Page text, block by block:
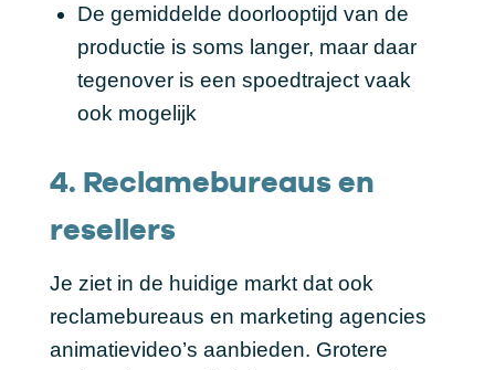
De gemiddelde doorlooptijd van de
productie is soms langer, maar daar
tegenover is een spoedtraject vaak
ook mogelijk
4. Reclamebureaus en
resellers
Je ziet in de huidige markt dat ook
reclamebureaus en marketing agencies
animatievideo’s aanbieden. Grotere